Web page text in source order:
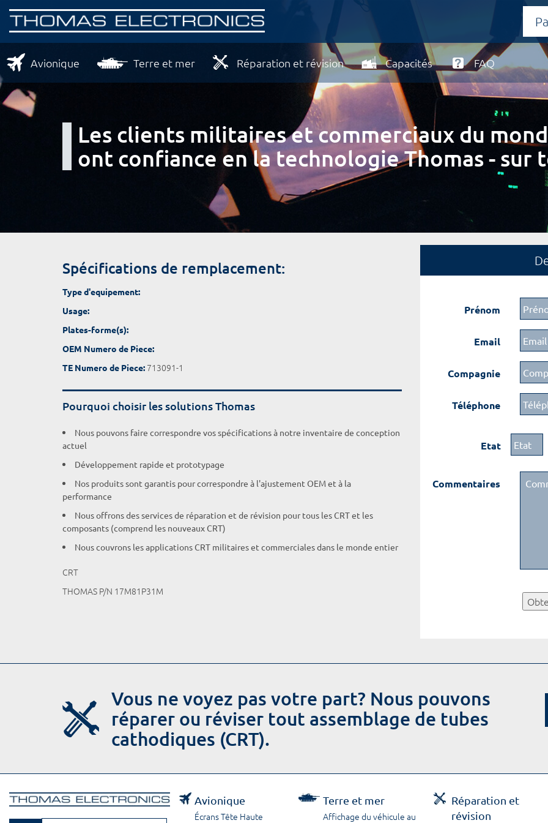
Avionique Terre et mer Réparation et révision Capacités FAQ
Les clients militaires et commerciaux du
ont confiance en la technologie Thomas - sur
Spécifications de remplacement:
Type d'equipement:
Usage:
Plates-forme(s):
OEM Numero de Piece:
TE Numero de Piece: 713091-1
Pourquoi choisir les solutions Thomas
Nous pouvons faire correspondre vos spécifications à notre inventaire de conception
actuel
Développement rapide et prototypage
Nos produits sont garantis pour correspondre à l'ajustement OEM et à la
performance
Nous offrons des services de réparation et de révision pour tous les CRT et les
composants (comprend les nouveaux CRT)
Nous couvrons les applications CRT militaires et commerciales dans le monde entier
CRT
THOMAS P/N 17M81P31M
Prénom
Email
Compagnie
Téléphone
Etat
Commentaires
Vous ne voyez pas votre part? Nous pouvons
réparer ou réviser tout assemblage de tubes
cathodiques (CRT).
Avionique
Écrans Tête Haute
Terre et mer
Affichage du véhicule au
Réparation et
révision